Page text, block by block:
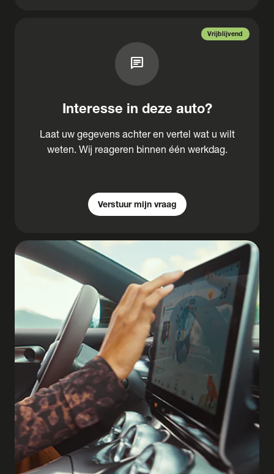
Vrijblijvend
chat
Interesse in deze auto?
Laat uw gegevens achter en vertel wat u wilt
weten. Wij reageren binnen één werkdag.
Verstuur mijn vraag